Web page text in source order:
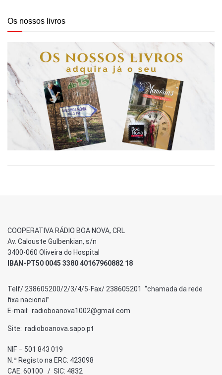
Os nossos livros
COOPERATIVA RÁDIO BOA NOVA, CRL
Av. Calouste Gulbenkian, s/n
3400-060 Oliveira do Hospital
IBAN-PT50 0045 3380 40167960882 18
Telf/ 238605200/2/3/4/5-Fax/ 238605201 “chamada da rede
fixa nacional”
E-mail: radioboanova1002@gmail.com
Site: radioboanova.sapo.pt
NIF – 501 843 019
N.º Registo na ERC: 423098
CAE: 60100 / SIC: 4832